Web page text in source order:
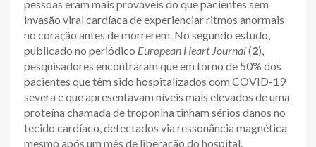
pessoas eram mais prováveis do que pacientes sem
invasão viral cardíaca de experienciar ritmos anormais
no coração antes de morrerem. No segundo estudo,
publicado no periódico European Heart Journal(2),
pesquisadores encontraram que em torno de 50% dos
pacientes que têm sido hospitalizados com COVID-19
severa e que apresentavam níveis mais elevados de uma
proteína chamada de troponina tinham sérios danos no
tecido cardíaco, detectados via ressonância magnética
mesmo após um mês de liberação do hospital.